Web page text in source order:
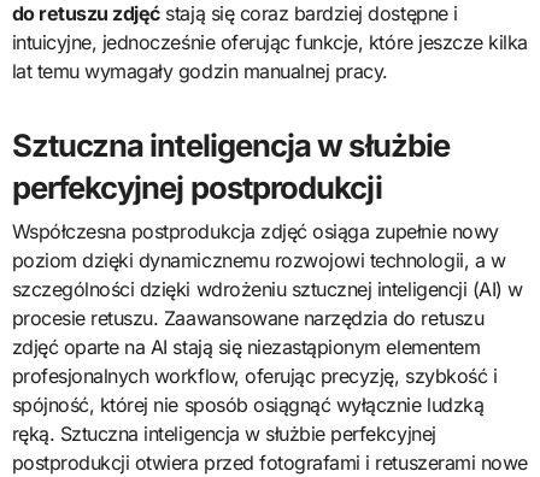
do retuszu zdjęćstają się coraz bardziej dostępne i
intuicyjne, jednocześnie oferując funkcje, które jeszcze kilka
lat temu wymagały godzin manualnej pracy.
Sztuczna inteligencja w służbie
perfekcyjnej postprodukcji
Współczesna postprodukcja zdjęć osiąga zupełnie nowy
poziom dzięki dynamicznemu rozwojowi technologii, a w
szczególności dzięki wdrożeniu sztucznej inteligencji (AI) w
procesie retuszu. Zaawansowane narzędzia do retuszu
zdjęć oparte na AI stają się niezastąpionym elementem
profesjonalnych workflow, oferując precyzję, szybkość i
spójność, której nie sposób osiągnąć wyłącznie ludzką
ręką. Sztuczna inteligencja w służbie perfekcyjnej
postprodukcji otwiera przed fotografami i retuszerami nowe